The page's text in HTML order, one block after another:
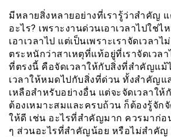
มีหลายสิ่งหลายอย่างที่เรารู้ว่าสำคัญ แ
อะไร? เพราะงานด่วนเอาเวลาไปใช่
เอาเวลาไป แต่เป็นเพราะเราจัดเวลา
ตระหนักว่าสาเหตุที่แท้อยู่ที่เราจัดเวล
ที่ตรงนี้ คือจัดเวลาให้กับสิ่งที่สำคัญแม้
เวลาให้หมดไปกับสิ่งที่ด่วน ทั้งสำคัญ
เหลือสำหรับอย่างอื่น แต่จะจัดเวลาให้
ต้องเหมาะสมและครบถ้วน ก็ต้องรู้จัก
ให้ดี เช่น อะไรที่สำคัญมาก ควรมาก่อ
ๆ ส่วนอะไรที่สำคัญน้อย หรือไม่สำคัญ